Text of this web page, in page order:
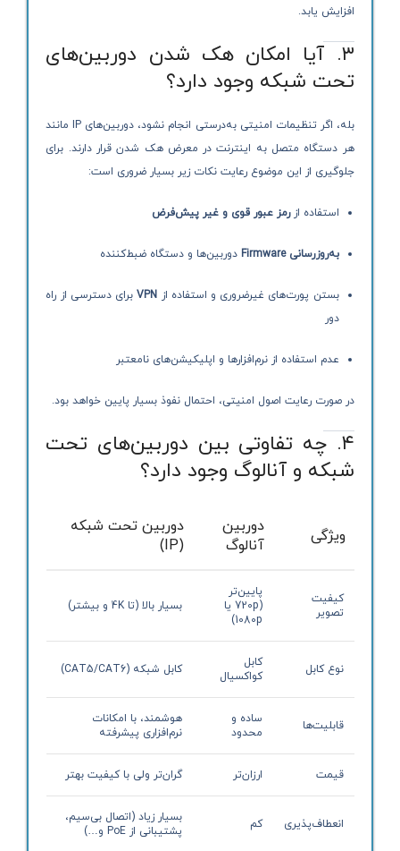
افزایش یابد.
۳. آیا امکان هک شدن دوربین‌های
تحت شبکه وجود دارد؟
بله، اگر تنظیمات امنیتی به‌درستی انجام نشود، دوربین‌های IP مانند
هر دستگاه متصل به اینترنت در معرض هک شدن قرار دارند. برای
جلوگیری از این موضوع رعایت نکات زیر بسیار ضروری است:
استفاده ازرمز عبور قوی و غیر پیش‌فرض
به‌روزرسانی Firmware دوربین‌ها و دستگاه ضبط‌کننده
بستن پورت‌های غیرضروری و استفاده از VPNبرای دسترسی از راه
دور
عدم استفاده از نرم‌افزارها و اپلیکیشن‌های نامعتبر
در صورت رعایت اصول امنیتی، احتمال نفوذ بسیار پایین خواهد بود.
۴. چه تفاوتی بین دوربین‌های تحت
شبکه و آنالوگ وجود دارد؟
ویژگی
دوربین
آنالوگ
دوربین تحت شبکه
(IP)
کیفیت
تصویر
پایین‌تر
(720p یا
1080p)
بسیار بالا (تا 4K و بیشتر)
نوع کابل
کابل
کواکسیال
کابل شبکه (CAT5/CAT6)
قابلیت‌ها
ساده و
محدود
هوشمند، با امکانات
نرم‌افزاری پیشرفته
قیمت ارزان‌تر گران‌تر ولی با کیفیت بهتر
انعطاف‌پذیری کم
بسیار زیاد (اتصال بی‌سیم،
پشتیبانی از PoE و…)